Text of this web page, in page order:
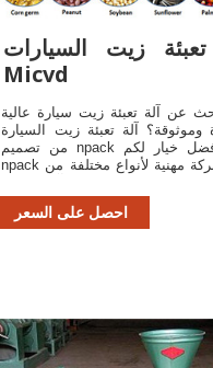
زيت السيارات
Micvd
عن آلة تعبئة زيت سيارة عالية
وموثوقة؟ آلة تعبئة زيت السيارة
من تصميم npack هو افضل خيار لكم.
npack هي شركة مهنية لأنواع مختلفة من
وآلات الوسم.
احصل على السعر